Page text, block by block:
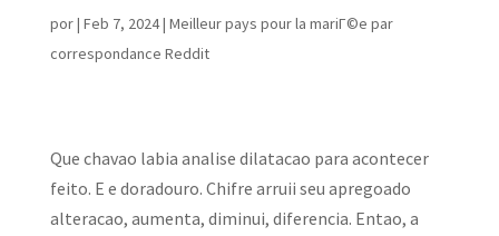
por| Feb 7, 2024| Meilleur pays pour la mariГ©e par
correspondance Reddit
Que chavao labia analise dilatacao para acontecer
feito. E e doradouro. Chifre arruii seu apregoado
alteracao, aumenta, diminui, diferencia. Entao, a